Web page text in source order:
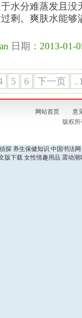
水分难蒸发且没
剩。爽肤水能够
日期： 2013-01-
5 6 下一页
网站首页
意
版权
探 养生保健知识 中国书法网
版下载 女性情趣用品 震动潮